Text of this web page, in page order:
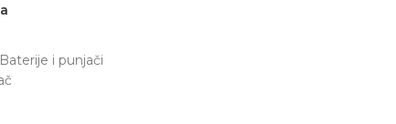
Baterije i punjači